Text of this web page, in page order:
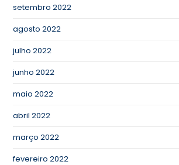
setembro 2022
agosto 2022
julho 2022
junho 2022
maio 2022
abril 2022
março 2022
fevereiro 2022